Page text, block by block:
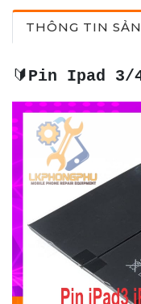
THÔNG TIN
🔰Pin Ipad 3/4